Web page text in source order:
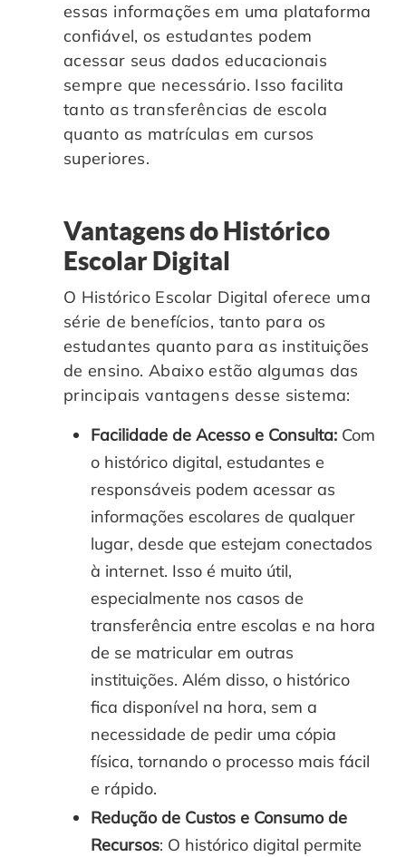
essas informações em uma plataforma
confiável, os estudantes podem
acessar seus dados educacionais
sempre que necessário. Isso facilita
tanto as transferências de escola
quanto as matrículas em cursos
superiores.
Vantagens do Histórico
Escolar Digital
O Histórico Escolar Digital oferece uma
série de benefícios, tanto para os
estudantes quanto para as instituições
de ensino. Abaixo estão algumas das
principais vantagens desse sistema:
Facilidade de Acesso e Consulta: Com
o histórico digital, estudantes e
responsáveis podem acessar as
informações escolares de qualquer
lugar, desde que estejam conectados
à internet. Isso é muito útil,
especialmente nos casos de
transferência entre escolas e na hora
de se matricular em outras
instituições. Além disso, o histórico
fica disponível na hora, sem a
necessidade de pedir uma cópia
física, tornando o processo mais fácil
e rápido.
Redução de Custos e Consumo de
Recursos: O histórico digital permite